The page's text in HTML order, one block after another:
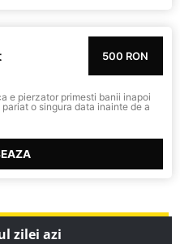
500 RON
e pierzator primesti banii inapoi
o singura data inainte de a
zilei azi